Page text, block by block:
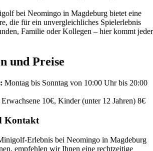
bei Neomingo in Magdeburg bietet eine
die für ein unvergleichliches Spielerlebnis
Familie oder Kollegen – hier kommt jeder
und Preise
Montag bis Sonntag von 10:00 Uhr bis 20:00
Erwachsene 10€, Kinder (unter 12 Jahren) 8€
Kontakt
Erlebnis bei Neomingo in Magdeburg
empfehlen wir Ihnen eine rechtzeitige